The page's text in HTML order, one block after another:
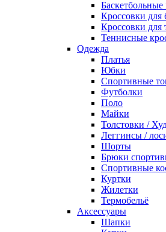
Баскетбольные
Кроссовки для
Кроссовки для
Теннисные
Одежда
Платья
Юбки
Спортивные
Футболки
Поло
Майки
Толстовки /
Леггинсы /
Шорты
Брюки
Спортивные
Куртки
Жилетки
Термобельё
Аксессуары
Шапки